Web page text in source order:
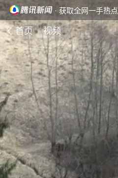
· 获取全网一手热点
首页 视频